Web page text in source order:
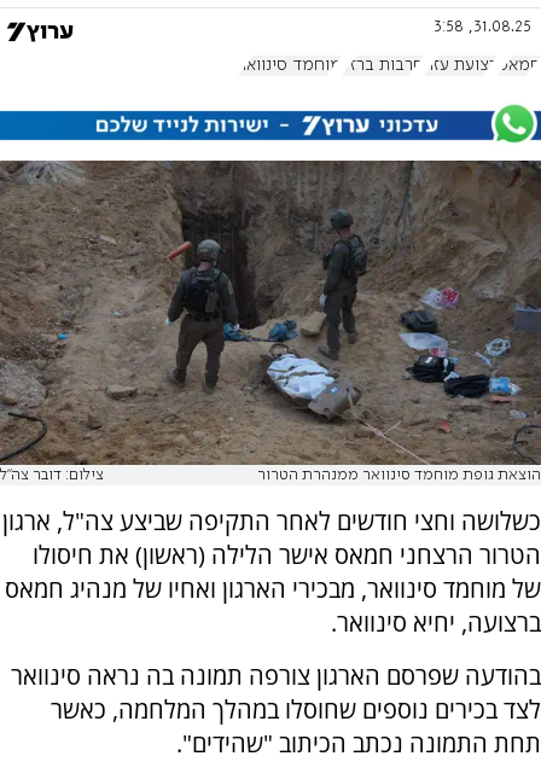
31.08.25, 3:58
חמאס רצועת עזה חרבות ברזל מוחמד סינוואר
הוצאת גופת מוחמד סינוואר ממנהרת הטרור צילום: דובר צה"ל
כשלושה וחצי חודשים לאחר התקיפה שביצע צה"ל, ארגון
הטרור הרצחני חמאס אישר הלילה (ראשון) את חיסולו
של מוחמד סינוואר, מבכירי הארגון ואחיו של מנהיג חמאס
ברצועה, יחיא סינוואר.
בהודעה שפרסם הארגון צורפה תמונה בה נראה סינוואר
לצד בכירים נוספים שחוסלו במהלך המלחמה, כאשר
תחת התמונה נכתב הכיתוב "שהידים".